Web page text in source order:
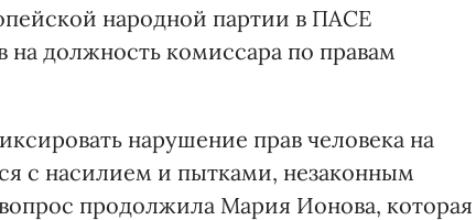
народной партии в ПАСЕ
должность комиссара по правам
нарушение прав человека на
с насилием и пытками, незаконным
продолжила Мария Ионова, которая